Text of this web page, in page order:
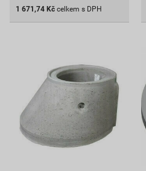
1 671,74 Kč celkem s DPH